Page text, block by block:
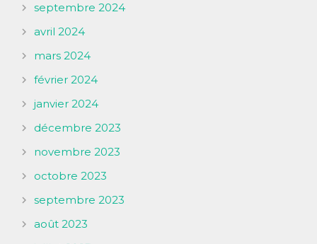
septembre 2024
avril 2024
mars 2024
février 2024
janvier 2024
décembre 2023
novembre 2023
octobre 2023
septembre 2023
août 2023